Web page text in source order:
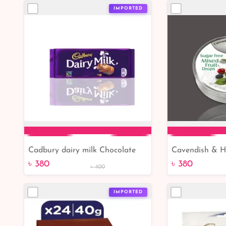
IMPORTED
Add to Cart
Cadbury dairy milk Chocolate
bars 200 gm
৳ 380 ৳ 400
Cavendish &
mixed fruit
৳ 380
IMPORTED